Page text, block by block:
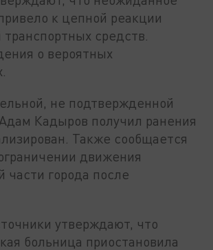
к цепной реакции
средств.
о вероятных
не подтвержденной
Кадыров получил ранения
Также сообщается
движения
части города после
утверждают, что
больница приостановила